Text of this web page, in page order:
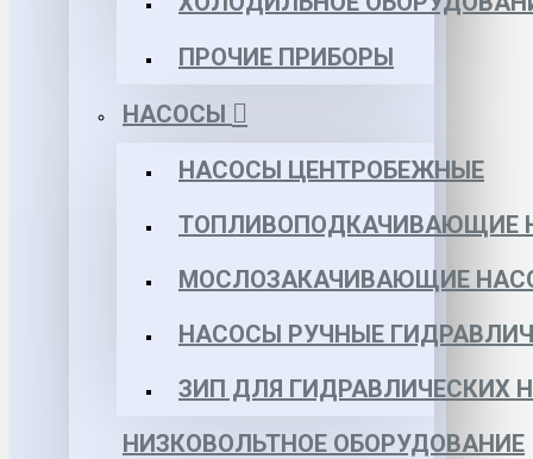
ПРОЧИЕ ПРИБОРЫ
НАСОСЫ
НАСОСЫ ЦЕНТРОБЕЖНЫЕ
ТОПЛИВОПОДКАЧИВАЮЩИЕ
МОСЛОЗАКАЧИВАЮЩИЕ
НАСОСЫ РУЧНЫЕ
ЗИП ДЛЯ ГИДРАВЛИЧЕСКИХ
НИЗКОВОЛЬТНОЕ ОБОРУДОВАНИЕ